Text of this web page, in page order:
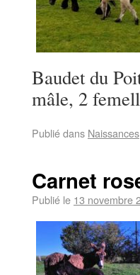
Baudet du
mâle, 2
Publié dans Naissances
Carnet
Publié le 13 novembre